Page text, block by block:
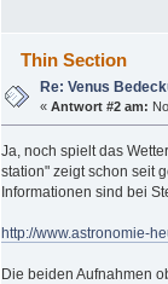
Thin Section
Re: Venus
«Antwort #2 am:
Ja, noch spielt das
station" zeigt schon seit
Informationen sind bei
http://www.astronomie-
Die beiden Aufnahmen